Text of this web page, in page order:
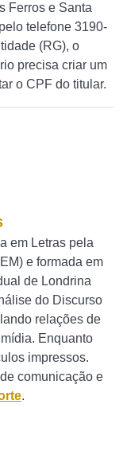
Ferros e Santa
telefone 3190-
(RG), o
precisa criar um
o CPF do titular.
em Letras pela
e formada em
de Londrina
do Discurso
relações de
Enquanto
impressos.
comunicação e
.